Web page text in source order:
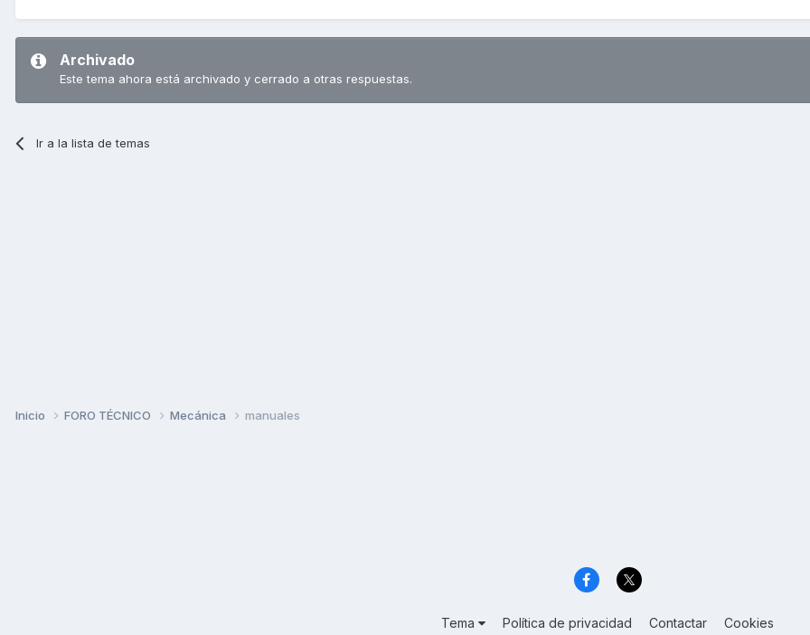
Archivado
Este tema ahora está archivado y cerrado a otras respuestas.
Ir a la lista de temas
Inicio FORO TÉCNICO Mecánica manuales
Tema Política de privacidad Contactar Cookies